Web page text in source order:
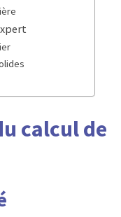
calcul de